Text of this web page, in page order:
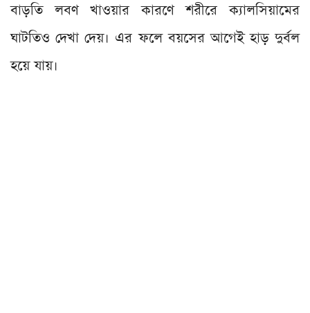
বাড়তি লবণ খাওয়ার কারণে শরীরে ক্যালসিয়ামের
ঘাটতিও দেখা দেয়। এর ফলে বয়সের আগেই হাড় দুর্বল
হয়ে যায়।